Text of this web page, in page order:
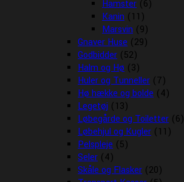
Hamster (6)
Kanin (11)
Marsvin (9)
Gnaver Huse (29)
Godbidder (52)
Halm og Hø (3)
Huler og Tunneller (7)
Hø hække og bolde (4)
Legetøj (13)
Løbegårde og Toiletter (6)
Løbehjul og Kugler (11)
Pelspleje (5)
Seler (4)
Skåle og Flasker (20)